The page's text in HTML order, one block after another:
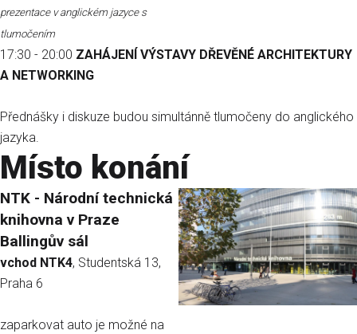
prezentace v anglickém jazyce s
tlumočením
17:30 - 20:00 ZAHÁJENÍ VÝSTAVY DŘEVĚNÉ ARCHITEKTURY
A NETWORKING
Přednášky i diskuze budou simultánně tlumočeny do anglického
jazyka.
Místo konání
NTK - Národní technická
knihovna v Praze
Ballingův sál
vchod NTK4, Studentská 13,
Praha 6
zaparkovat auto je možné na